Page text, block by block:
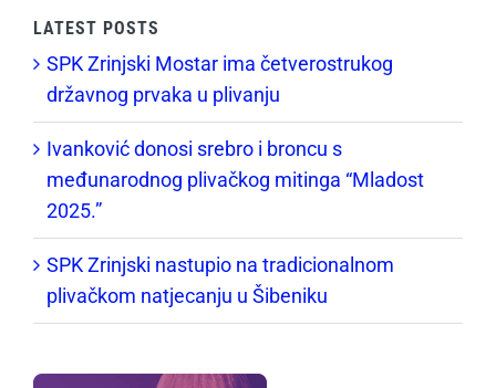
LATEST POSTS
SPK Zrinjski Mostar ima četverostrukog
državnog prvaka u plivanju
Ivanković donosi srebro i broncu s
međunarodnog plivačkog mitinga “Mladost
2025.”
SPK Zrinjski nastupio na tradicionalnom
plivačkom natjecanju u Šibeniku